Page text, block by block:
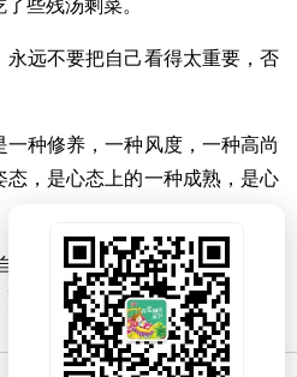
些残汤剩菜。
永远不要把自己看得太重要，否
种修养，一种风度，一种高尚
态，是心态上的一种成熟，是心
己更健康，更大度;用这种心态
更踏实。